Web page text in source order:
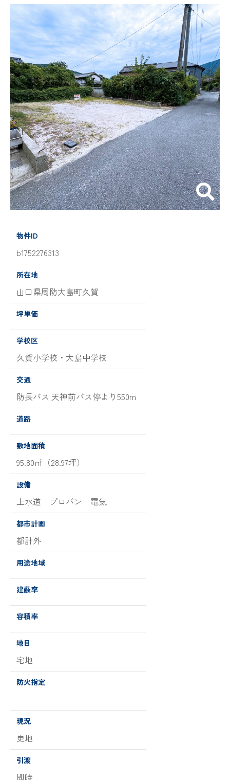
物件ID
b1752276313
所在地
山口県周防大島町久賀
坪単価
学校区
久賀小学校・大島中学校
交通
防長バス 天神前バス停より550m
道路
敷地面積
95.80㎡（28.97坪）
設備
上水道 プロパン 電気
都市計画
都計外
用途地域
建蔽率
容積率
地目
宅地
防火指定
現況
更地
引渡
即時